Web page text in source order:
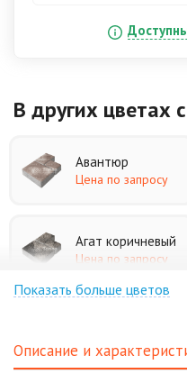
В других цветах
Авантюр
Цена по запросу
Агат коричневый
Цена по запросу
Показать больше цветов
Описание и